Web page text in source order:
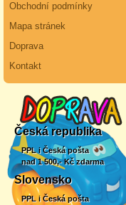
Obchodní podmínky
Mapa stránek
Doprava
Kontakt
Česká republika
PPL i Česká pošta
nad 1 500,- Kč zdarma
Slovensko
PPL i Česká pošta